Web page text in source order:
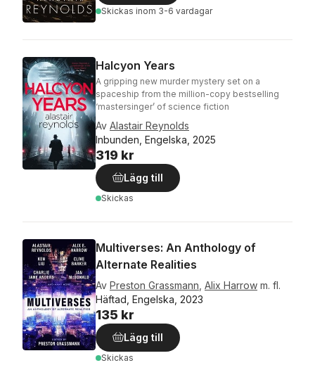
Skickas inom 3-6 vardagar
Halcyon Years
A gripping new murder mystery set on a
spaceship from the million-copy bestselling
‘mastersinger’ of science fiction
Av Alastair Reynolds
Inbunden, Engelska, 2025
319 kr
Lägg till
Skickas
Multiverses: An Anthology of
Alternate Realities
Av Preston Grassmann Alix Harrow m. fl.
Häftad, Engelska, 2023
135 kr
Lägg till
Skickas